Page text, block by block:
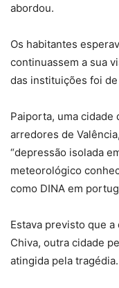
abordou.
Os habitantes
continuassem a sua
das instituições foi
Paiporta, uma cidade
arredores de
“depressão isolada
meteorológico
como DINA em
Estava previsto que
Chiva, outra cidade
atingida pela tragédia.